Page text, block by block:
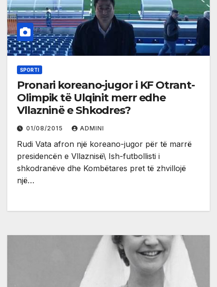
SPORTI
Pronari koreano-jugor i KF Otrant-
Olimpik të Ulqinit merr edhe
Vllazninë e Shkodres?
01/08/2015 ADMINI
Rudi Vata afron një koreano-jugor për të marrë
presidencën e Vllaznisë\ Ish-futbollisti i
shkodranëve dhe Kombëtares pret të zhvillojë
një…